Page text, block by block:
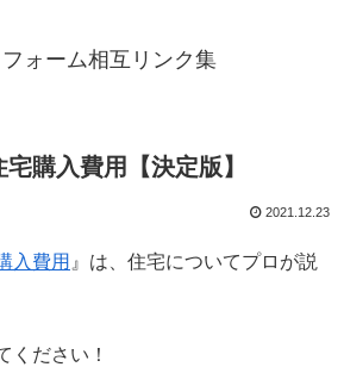
ォーム相互リンク集
購入費用【決定版】
2021.12.23
入費用 』は、住宅についてプロが説
ください！